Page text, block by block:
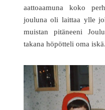
aattoaamuna koko
jouluna oli laittaa ylle
muistan pitäneeni
takana höpötteli oma iskä.